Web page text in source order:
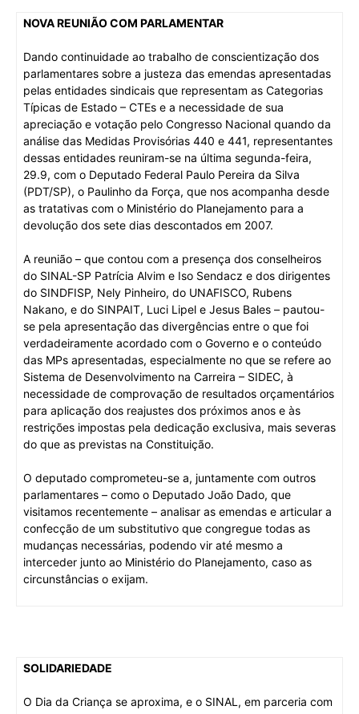
NOVA REUNIÃO COM PARLAMENTAR
Dando continuidade ao trabalho de conscientização dos
parlamentares sobre a justeza das emendas apresentadas
pelas entidades sindicais que representam as Categorias
Típicas de Estado – CTEs e a necessidade de sua
apreciação e votação pelo Congresso Nacional quando da
análise das Medidas Provisórias 440 e 441, representantes
dessas entidades reuniram-se na última segunda-feira,
29.9, com o Deputado Federal Paulo Pereira da Silva
(PDT/SP), o Paulinho da Força, que nos acompanha desde
as tratativas com o Ministério do Planejamento para a
devolução dos sete dias descontados em 2007.
A reunião – que contou com a presença dos conselheiros
do SINAL-SP Patrícia Alvim e Iso Sendacz e dos dirigentes
do SINDFISP, Nely Pinheiro, do UNAFISCO, Rubens
Nakano, e do SINPAIT, Luci Lipel e Jesus Bales – pautou-
se pela apresentação das divergências entre o que foi
verdadeiramente acordado com o Governo e o conteúdo
das MPs apresentadas, especialmente no que se refere ao
Sistema de Desenvolvimento na Carreira – SIDEC, à
necessidade de comprovação de resultados orçamentários
para aplicação dos reajustes dos próximos anos e às
restrições impostas pela dedicação exclusiva, mais severas
do que as previstas na Constituição.
O deputado comprometeu-se a, juntamente com outros
parlamentares – como o Deputado João Dado, que
visitamos recentemente – analisar as emendas e articular a
confecção de um substitutivo que congregue todas as
mudanças necessárias, podendo vir até mesmo a
interceder junto ao Ministério do Planejamento, caso as
circunstâncias o exijam.
SOLIDARIEDADE
O Dia da Criança se aproxima, e o SINAL, em parceria com